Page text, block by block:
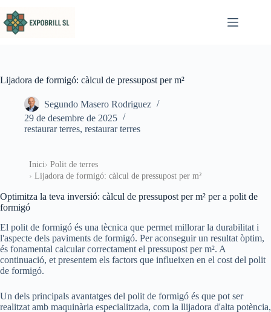
Lijadora de formigó: càlcul de pressupost per m²
Segundo Masero Rodriguez
29 de desembre de 2025
restaurar terres, restaurar terres
Inici
Polit de terres
Lijadora de formigó: càlcul de pressupost per m²
Optimitza la teva inversió: càlcul de pressupost per m² per a polit de
formigó
El polit de formigó és una tècnica que permet millorar la durabilitat i
l'aspecte dels paviments de formigó. Per aconseguir un resultat òptim,
és fonamental calcular correctament el pressupost per m². A
continuació, et presentem els factors que influeixen en el cost del polit
de formigó.
Un dels principals avantatges del polit de formigó és que pot ser
realitzat amb maquinària especialitzada, com la llijadora d'alta potència,